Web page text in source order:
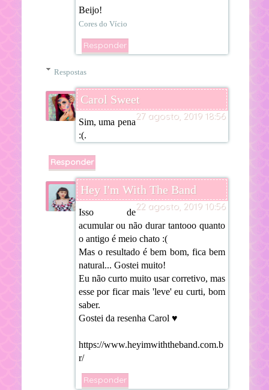
Beijo!
Cores do Vício
Responder
Respostas
Carol Sweet
27 agosto, 2019 18:56
Sim, uma pena
:(.
Responder
Hey I'm With The Band
22 agosto, 2019 10:56
Isso de
acumular ou não durar tantooo quanto
o antigo é meio chato :(
Mas o resultado é bem bom, fica bem
natural... Gostei muito!
Eu não curto muito usar corretivo, mas
esse por ficar mais 'leve' eu curti, bom
saber.
Gostei da resenha Carol ♥
https://www.heyimwiththeband.com.b
r/
Responder